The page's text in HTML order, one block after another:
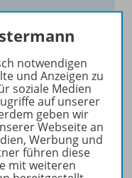
für
nach Maß!
erscheint als
digitale Version.
Materialien
Archiv von
DIFFERENZIERT
und
werden (nur
notwendigen
und Anzeigen zu
soziale Medien
auf unserer
geben wir
Webseite an
Werbung und
führen diese
mit weiteren